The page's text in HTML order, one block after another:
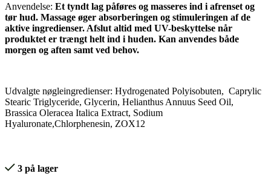
Anvendelse: Et tyndt lag påføres og masseres ind i afrenset og
tør hud. Massage øger absorberingen og stimuleringen af de
aktive ingredienser. Afslut altid med UV-beskyttelse når
produktet er trængt helt ind i huden. Kan anvendes både
morgen og aften samt ved behov.
Udvalgte nøgleingredienser: Hydrogenated Polyisobuten, Caprylic
Stearic Triglyceride, Glycerin, Helianthus Annuus Seed Oil,
Brassica Oleracea Italica Extract, Sodium
Hyaluronate,Chlorphenesin, ZOX12
3 på lager